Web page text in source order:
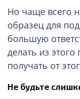
Но чаще всего
образец для
большую
делать из
получать от
Не будьте